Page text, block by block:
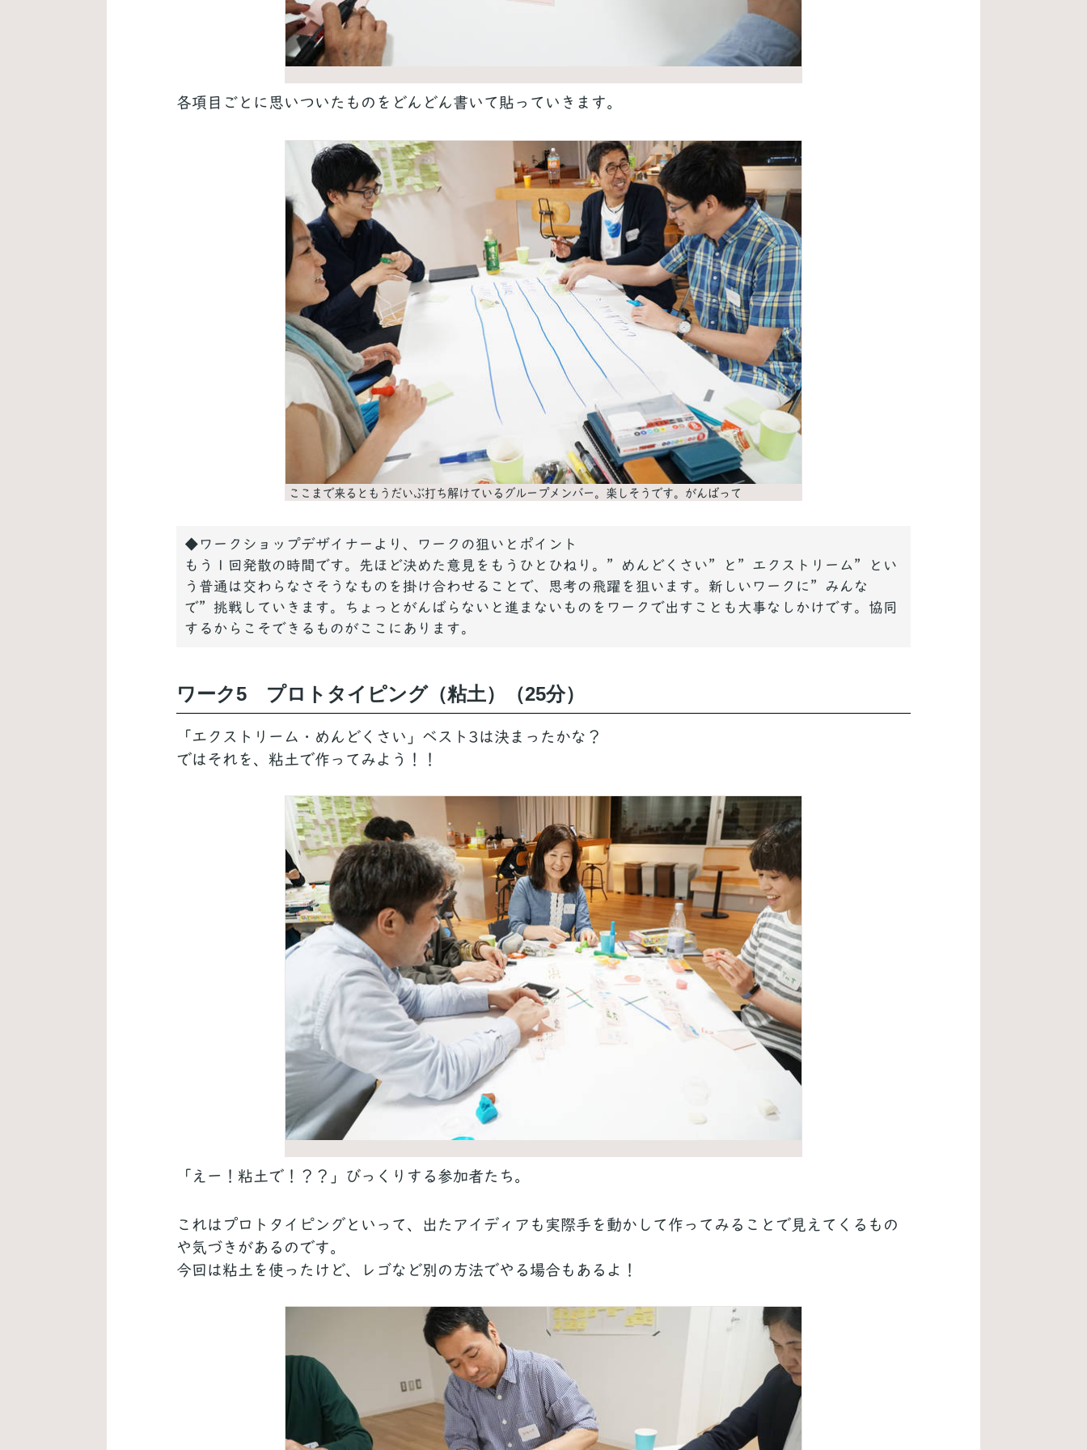
各項目ごとに思いついたものをどんどん書いて貼っていきます。
ここまで来るともうだいぶ打ち解けているグループメンバー。楽しそうです。がんばって
◆ワークショップデザイナーより、ワークの狙いとポイント
もう１回発散の時間です。先ほど決めた意見をもうひとひねり。”めんどくさい”と”エクストリーム”とい
う普通は交わらなさそうなものを掛け合わせることで、思考の飛躍を狙います。新しいワークに”みんな
で”挑戦していきます。ちょっとがんばらないと進まないものをワークで出すことも大事なしかけです。協同
するからこそできるものがここにあります。
ワーク5 プロトタイピング（粘土）（25分）
「エクストリーム・めんどくさい」ベスト3は決まったかな？
ではそれを、粘土で作ってみよう！！
「えー！粘土で！？？」びっくりする参加者たち。
これはプロトタイピングといって、出たアイディアも実際手を動かして作ってみることで見えてくるもの
や気づきがあるのです。
今回は粘土を使ったけど、レゴなど別の方法でやる場合もあるよ！